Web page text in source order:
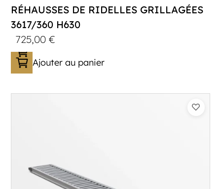
RÉHAUSSES DE RIDELLES GRILLAGÉES
3617/360 H630
725,00€
Ajouter au panier